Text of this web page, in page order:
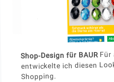
Shop-Design für BAUR Für
entwickelte ich diesen
Shopping.